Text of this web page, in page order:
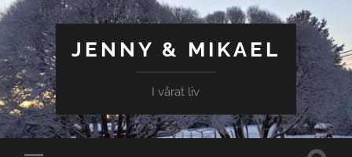
JENNY & MIKAEL
I vårat liv